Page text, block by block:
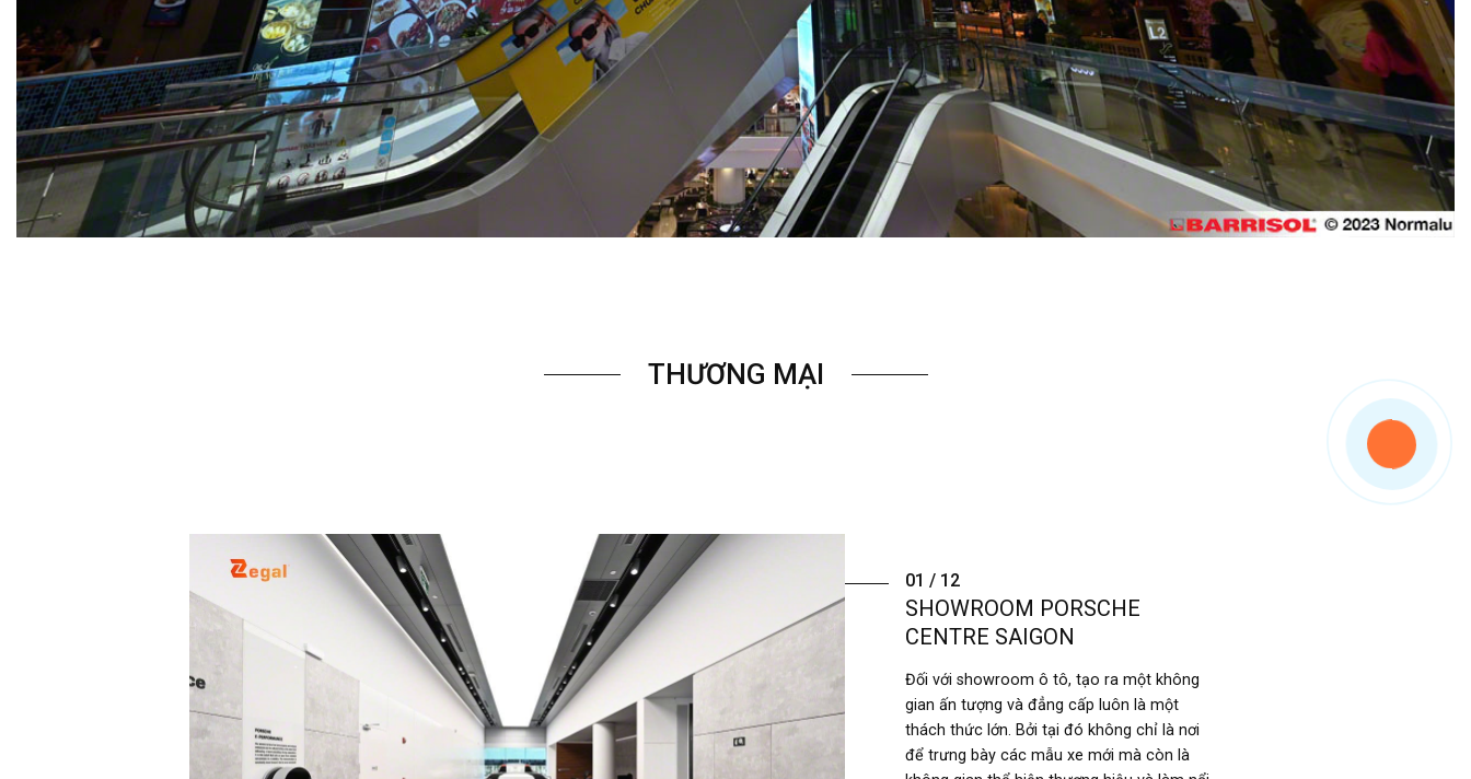
THƯƠNG MẠI
01 / 12
SHOWROOM PORSCHE
CENTRE SAIGON
Đối với showroom ô tô, tạo ra một không
gian ấn tượng và đẳng cấp luôn là một
thách thức lớn. Bởi tại đó không chỉ là nơi
để trưng bày các mẫu xe mới mà còn là